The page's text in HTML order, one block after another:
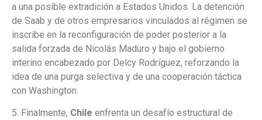
a una posible extradición a Estados Unidos. La detención
de Saab y de otros empresarios vinculados al régimen se
inscribe en la reconfiguración de poder posterior a la
salida forzada de Nicolás Maduro y bajo el gobierno
interino encabezado por Delcy Rodríguez, reforzando la
idea de una purga selectiva y de una cooperación táctica
con Washington.
5. Finalmente, Chile enfrenta un desafío estructural de